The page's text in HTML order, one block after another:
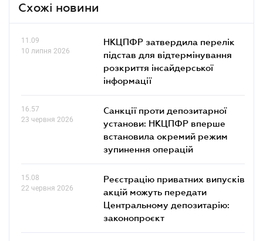
Схожі новини
11.09
10 липня 2026
НКЦПФР затвердила перелік
підстав для відтермінування
розкриття інсайдерської
інформації
16.57
23 червня 2026
Санкції проти депозитарної
установи: НКЦПФР вперше
встановила окремий режим
зупинення операцій
15.08
22 червня 2026
Реєстрацію приватних випусків
акцій можуть передати
Центральному депозитарію:
законопроєкт